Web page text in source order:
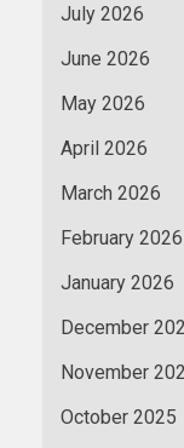
July 2026
June 2026
May 2026
April 2026
March 2026
February 2026
January 2026
December
November
October 2025